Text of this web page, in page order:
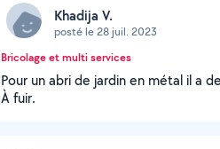
Khadija V.
posté le 28 juil. 2023
Bricolage et multi services
Pour un abri de jardin en métal il a
À fuir.